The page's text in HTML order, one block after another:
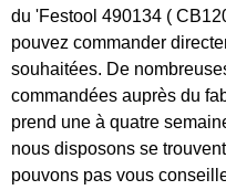
du 'Festool 490134 (
pouvez commander
souhaitées. De
commandées auprès du
prend une à quatre
nous disposons se
pouvons pas vous